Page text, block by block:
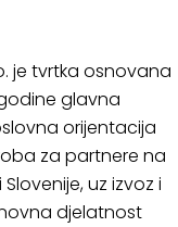
je tvrtka osnovana
glavna
orijentacija
za partnere na
uz izvoz i
djelatnost